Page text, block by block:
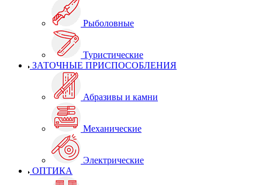
Рыболовные
Туристические
ЗАТОЧНЫЕ ПРИСПОСОБЛЕНИЯ
Абразивы и камни
Механические
Электрические
ОПТИКА